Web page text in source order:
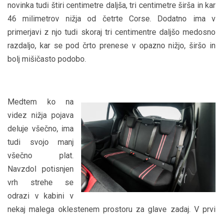
novinka tudi štiri centimetre daljša, tri centimetre širša in kar
46 milimetrov nižja od četrte Corse. Dodatno ima v
primerjavi z njo tudi skoraj tri centimentre daljšo medosno
razdaljo, kar se pod črto prenese v opazno nižjo, širšo in
bolj mišičasto podobo.
Medtem ko na
videz nižja pojava
deluje všečno, ima
tudi svojo manj
všečno plat.
Navzdol potisnjen
vrh strehe se
odrazi v kabini v
nekaj malega oklestenem prostoru za glave zadaj. V prvi